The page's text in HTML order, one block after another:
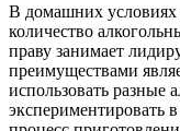
В домашних
количество
праву занимает
преимуществами
использовать разные
экспериментировать